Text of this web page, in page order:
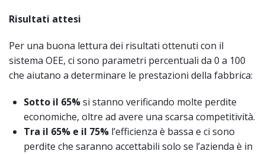
Risultati attesi
Per una buona lettura dei risultati ottenuti con il
sistema OEE, ci sono parametri percentuali da 0 a 100
che aiutano a determinare le prestazioni della fabbrica:
Sotto il 65%si stanno verificando molte perdite
economiche, oltre ad avere una scarsa competitività.
Tra il 65% e il 75% l’efficienza è bassa e ci sono
perdite che saranno accettabili solo se l’azienda è in